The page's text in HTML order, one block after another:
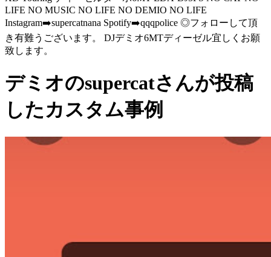
LIFE NO MUSIC NO LIFE NO DEMIO NO LIFE
Instagram➡️supercatnana Spotify➡️qqqpolice ◎フォローして頂
き有難うございます。 DJデミオ6MTディーゼル宜しくお願
致します。
デミオのsupercatさんが投稿
したカスタム事例